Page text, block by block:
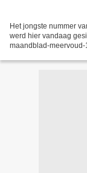
Het jongste nummer
werd hier vandaag
maandblad-meervoud-